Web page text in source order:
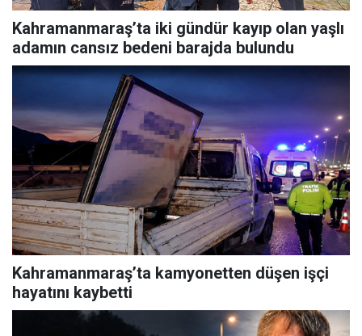
Kahramanmaraş’ta iki gündür kayıp olan yaşlı
adamın cansız bedeni barajda bulundu
Kahramanmaraş’ta kamyonetten düşen işçi
hayatını kaybetti